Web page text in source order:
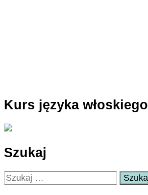
Kurs języka włoskiego
Szukaj
Szukaj: